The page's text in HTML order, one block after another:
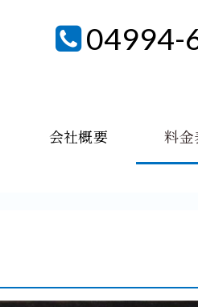
04994-
会社概要 料金